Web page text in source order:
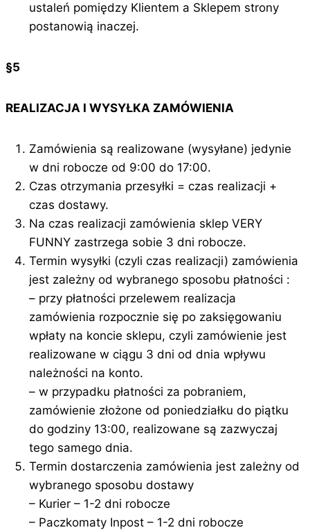
ustaleń pomiędzy Klientem a Sklepem strony
postanowią inaczej.
§5
REALIZACJA I WYSYŁKA ZAMÓWIENIA
Zamówienia są realizowane (wysyłane) jedynie
w dni robocze od 9:00 do 17:00.
Czas otrzymania przesyłki = czas realizacji +
czas dostawy.
Na czas realizacji zamówienia sklep VERY
FUNNY zastrzega sobie 3 dni robocze.
Termin wysyłki (czyli czas realizacji) zamówienia
jest zależny od wybranego sposobu płatności :
– przy płatności przelewem realizacja
zamówienia rozpocznie się po zaksięgowaniu
wpłaty na koncie sklepu, czyli zamówienie jest
realizowane w ciągu 3 dni od dnia wpływu
należności na konto.
– w przypadku płatności za pobraniem,
zamówienie złożone od poniedziałku do piątku
do godziny 13:00, realizowane są zazwyczaj
tego samego dnia.
Termin dostarczenia zamówienia jest zależny od
wybranego sposobu dostawy
– Kurier – 1-2 dni robocze
– Paczkomaty Inpost – 1-2 dni robocze